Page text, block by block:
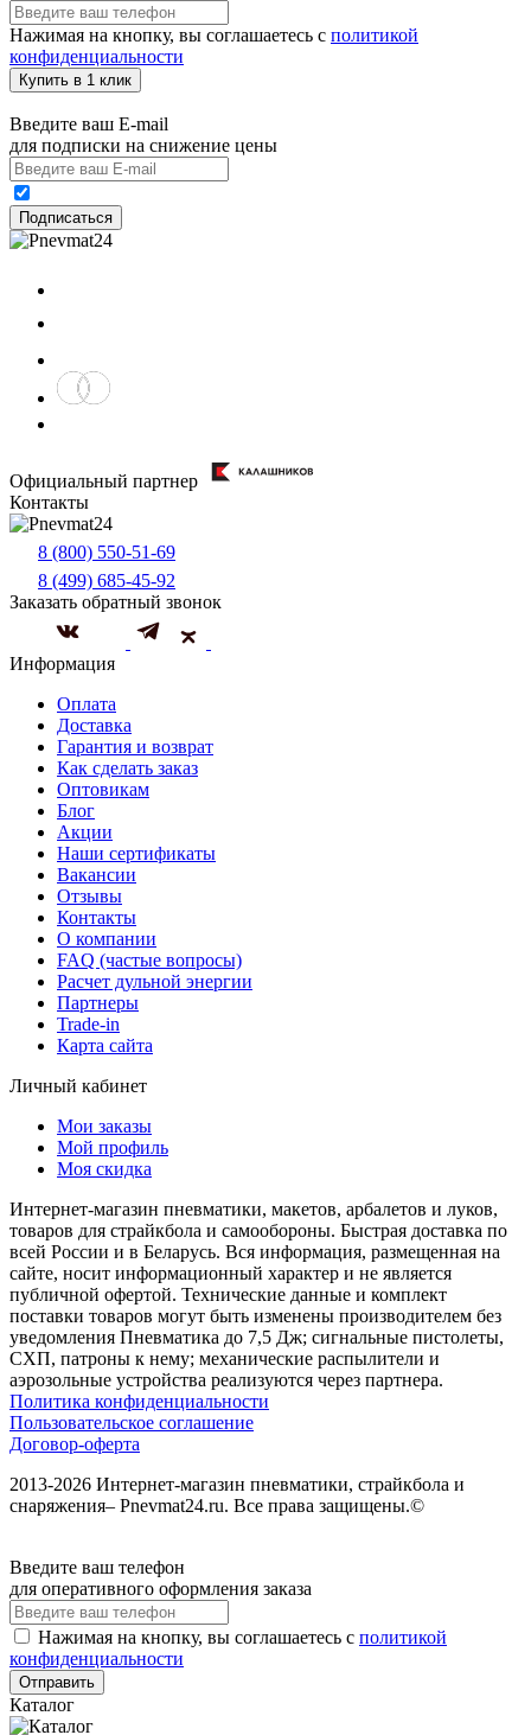
Нажимая на кнопку, вы соглашаетесь с политикой
конфиденциальности
Купить в 1 клик
Введите ваш E-mail
для подписки на снижение цены
Подписаться
Официальный партнер
Контакты
8 (800) 550-51-69
8 (499) 685-45-92
Заказать обратный звонок
Информация
Оплата
Доставка
Гарантия и возврат
Как сделать заказ
Оптовикам
Блог
Акции
Наши сертификаты
Вакансии
Отзывы
Контакты
О компании
FAQ (частые вопросы)
Расчет дульной энергии
Партнеры
Trade-in
Карта сайта
Личный кабинет
Мои заказы
Мой профиль
Моя скидка
Интернет-магазин пневматики, макетов, арбалетов и луков,
товаров для страйкбола и самообороны. Быстрая доставка по
всей России и в Беларусь. Вся информация, размещенная на
сайте, носит информационный характер и не является
публичной офертой. Технические данные и комплект
поставки товаров могут быть изменены производителем без
уведомления Пневматика до 7,5 Дж; сигнальные пистолеты,
СХП, патроны к нему; механические распылители и
аэрозольные устройства реализуются через партнера.
Политика конфиденциальности
Пользовательское соглашение
Договор-оферта
2013-2026 Интернет-магазин пневматики, страйкбола и
снаряжения– Pnevmat24.ru. Все права защищены.©
Введите ваш телефон
для оперативного оформления заказа
Нажимая на кнопку, вы соглашаетесь с политикой
конфиденциальности
Отправить
Каталог